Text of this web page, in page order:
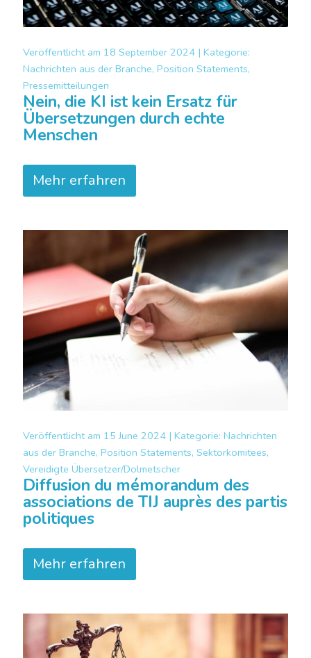
Veröffentlicht am 18 September 2024 | Kategorie:
Nachrichten aus der Branche, Position Statements,
Pressemitteilungen
Nein, die KI ist kein Ersatz für
Übersetzungen durch echte
Menschen
Mehr erfahren
Veröffentlicht am 15 June 2024 | Kategorie: Nachrichten
aus der Branche, Position Statements, Sektorkomitees,
Vereidigte Übersetzer/Dolmetscher
Diffusion du mémorandum des
associations de TIJ auprès des partis
politiques
Mehr erfahren